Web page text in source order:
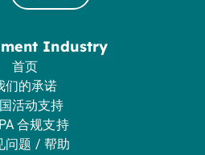
Industry
首页
们的承诺
活动支持
合规支持
问题 / 帮助